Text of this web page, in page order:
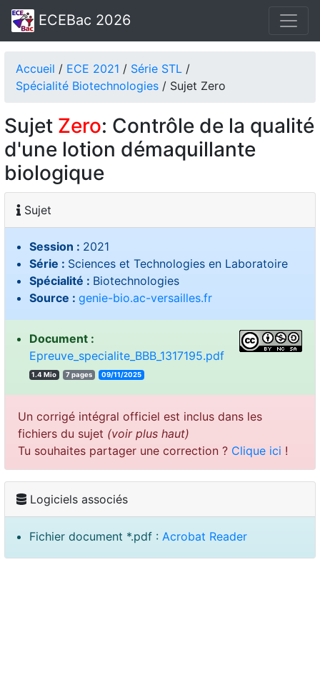
ECEBac 2026
Accueil / ECE 2021 / Série STL /
Spécialité Biotechnologies / Sujet Zero
Sujet Zero: Contrôle de la qualité
d'une lotion démaquillante
biologique
Sujet
Session : 2021
Série : Sciences et Technologies en Laboratoire
Spécialité : Biotechnologies
Source : genie-bio.ac-versailles.fr
Document :
Epreuve_specialite_BBB_1317195.pdf
1.4 Mio 7 pages 09/11/2025
Un corrigé intégral officiel est inclus dans les
fichiers du sujet (voir plus haut)
Tu souhaites partager une correction ? Clique ici !
Logiciels associés
Fichier document *.pdf : Acrobat Reader